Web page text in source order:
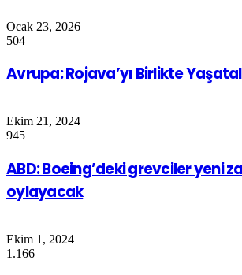
Ocak 23, 2026
504
Avrupa: Rojava’yı Birlikte
Ekim 21, 2024
945
ABD: Boeing’deki grevciler yeni
oylayacak
Ekim 1, 2024
1.166